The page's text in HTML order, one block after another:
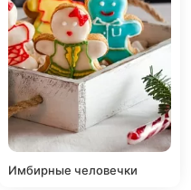
Имбирные человечки